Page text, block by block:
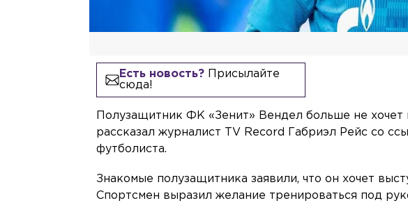
Есть новость?Присылайте
сюда!
Полузащитник ФК «Зенит» Вендел больше не хочет
рассказал журналист TV Record Габриэл Рейс со
футболиста.
Знакомые полузащитника заявили, что он хочет
Спортсмен выразил желание тренироваться под